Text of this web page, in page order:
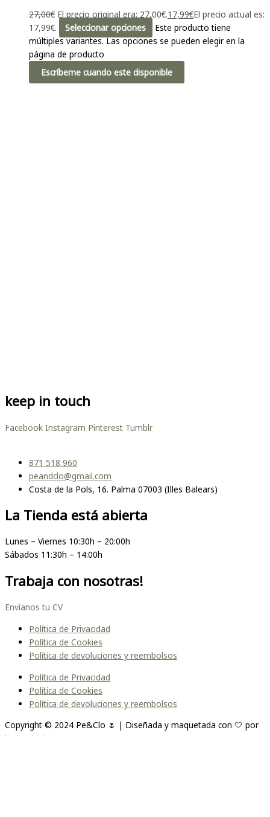
27,00€ El precio original era: 27,00€.17,99€El precio actual es:
17,99€.
Seleccionar opciones
Este producto tiene
múltiples variantes. Las opciones se pueden elegir en la
página de producto
Escríbeme cuando este disponible
keep in touch
Facebook Instagram Pinterest Tumblr
871 518 960
peandclo@gmail.com
Costa de la Pols, 16. Palma 07003 (Illes Balears)
La Tienda está abierta
Lunes – Viernes 10:30h – 20:00h
Sábados 11:30h – 14:00h
Trabaja con nosotras!
Envíanos tu CV
Política de Privacidad
Política de Cookies
Política de devoluciones y reembolsos
Política de Privacidad
Política de Cookies
Política de devoluciones y reembolsos
Copyright © 2024 Pe&Clo 🌷 | Diseñada y maquetada con 🤍 por
lopipedrini